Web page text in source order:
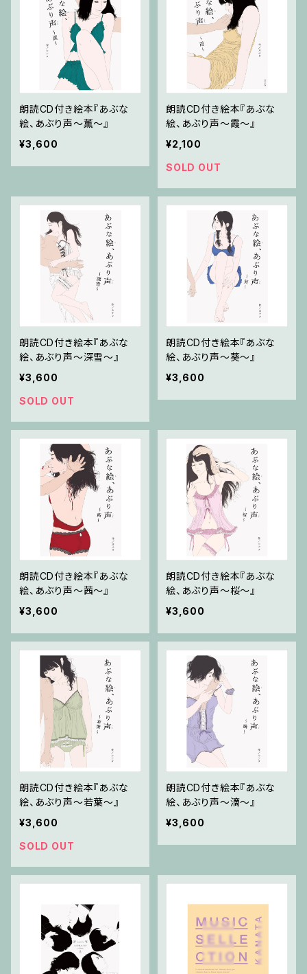
朗読CD付き絵本『あぶな
絵、あぶり声～薫～』
¥3,600
朗読CD付き絵本『あぶな
絵、あぶり声～霞～』
¥2,100
SOLD OUT
朗読CD付き絵本『あぶな
絵、あぶり声～深雪～』
¥3,600
SOLD OUT
朗読CD付き絵本『あぶな
絵、あぶり声～葵～』
¥3,600
朗読CD付き絵本『あぶな
絵、あぶり声～茜～』
¥3,600
朗読CD付き絵本『あぶな
絵、あぶり声～桜～』
¥3,600
朗読CD付き絵本『あぶな
絵、あぶり声～若葉～』
¥3,600
SOLD OUT
朗読CD付き絵本『あぶな
絵、あぶり声～滴～』
¥3,600